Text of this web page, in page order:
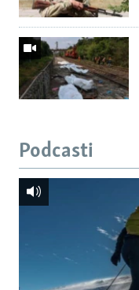
Podcasti